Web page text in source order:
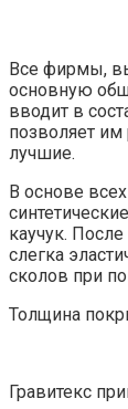
Все фирмы,
основную
вводит в
позволяет
лучшие.
В основе
каучук.
слегка
сколов при
Толщина
Гравитекс